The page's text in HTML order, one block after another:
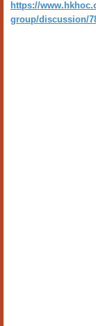
https://
group/discussion/